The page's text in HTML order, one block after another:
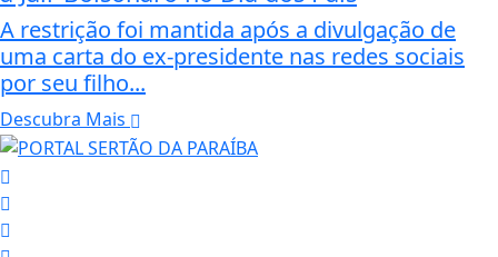
A restrição foi mantida após a divulgação de
uma carta do ex-presidente nas redes sociais
por seu filho...
Descubra Mais